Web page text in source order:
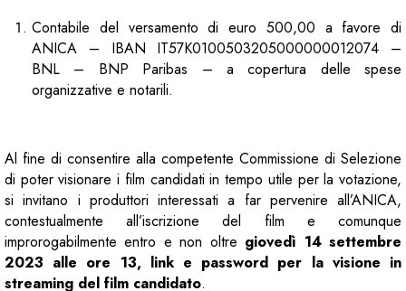
Contabile del versamento di euro 500,00 a favore di
ANICA – IBAN IT57K0100503205000000012074 –
BNL – BNP Paribas – a copertura delle spese
organizzative e notarili.
Al fine di consentire alla competente Commissione di Selezione
di poter visionare i film candidati in tempo utile per la votazione,
si invitano i produttori interessati a far pervenire all’ANICA,
contestualmente all’iscrizione del film e comunque
improrogabilmente entro e non oltre giovedì 14 settembre
2023 alle ore 13, link e password per la visione in
streaming del film candidato.